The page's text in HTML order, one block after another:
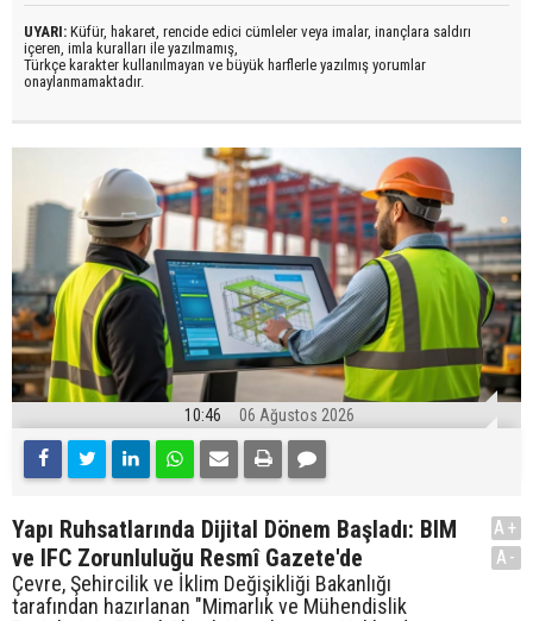
UYARI: Küfür, hakaret, rencide edici cümleler veya imalar, inançlara saldırı
içeren, imla kuralları ile yazılmamış,
Türkçe karakter kullanılmayan ve büyük harflerle yazılmış yorumlar
onaylanmamaktadır.
10:46 06 Ağustos 2026
Yapı Ruhsatlarında Dijital Dönem Başladı: BIM
ve IFC Zorunluluğu Resmî Gazete'de
Çevre, Şehircilik ve İklim Değişikliği Bakanlığı
tarafından hazırlanan "Mimarlık ve Mühendislik
A+
A-